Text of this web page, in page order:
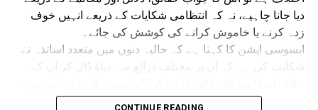
تھی۔
دیا جانا چاہیے، نہ کہ انتظامی شکایات کے ذریعے انہیں خوف
زدہ کرنے یا خاموش کرانے کی کوشش کی جائے۔
ایسوسی ایشن کا کہنا ہے کہ حالیہ دنوں میں متعدد اساتذہ نے
ان تمام شکایات کی غیر جانبدارانہ اور شفاف جانچ ہونی چاہیے
CONTINUE READING